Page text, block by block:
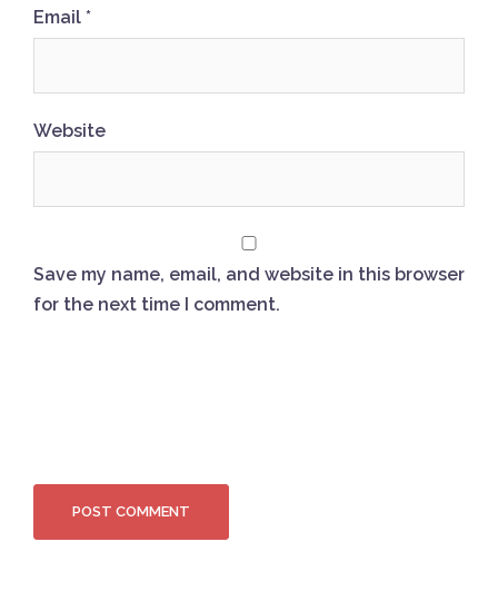
Email *
Website
Save my name, email, and website in this browser
for the next time I comment.